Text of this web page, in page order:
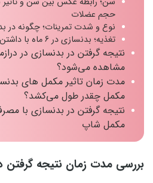
حجم عضلات
نوع و شدت تمرینات؛ چگونه در
تغذیه؛ بدنسازی در 6 ماه با داشتن تغذیه مناسب
نتیجه گرفتن در بدنسازی در
مشاهده می‌شود؟
مدت زمان تاثیر مکمل های
مکمل چقدر طول می‌کشد؟
نتیجه گرفتن در بدنسازی با
مکمل شاپ
بررسی مدت زمان نتیجه گرفتن